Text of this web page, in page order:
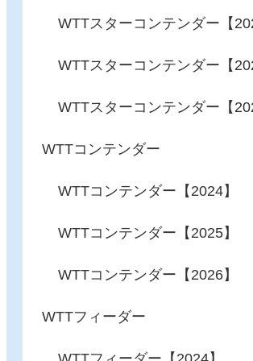
WTTスターコンテンダー【
WTTスターコンテンダー【
WTTスターコンテンダー【
WTTコンテンダー
WTTコンテンダー【2024】
WTTコンテンダー【2025】
WTTコンテンダー【2026】
WTTフィーダー